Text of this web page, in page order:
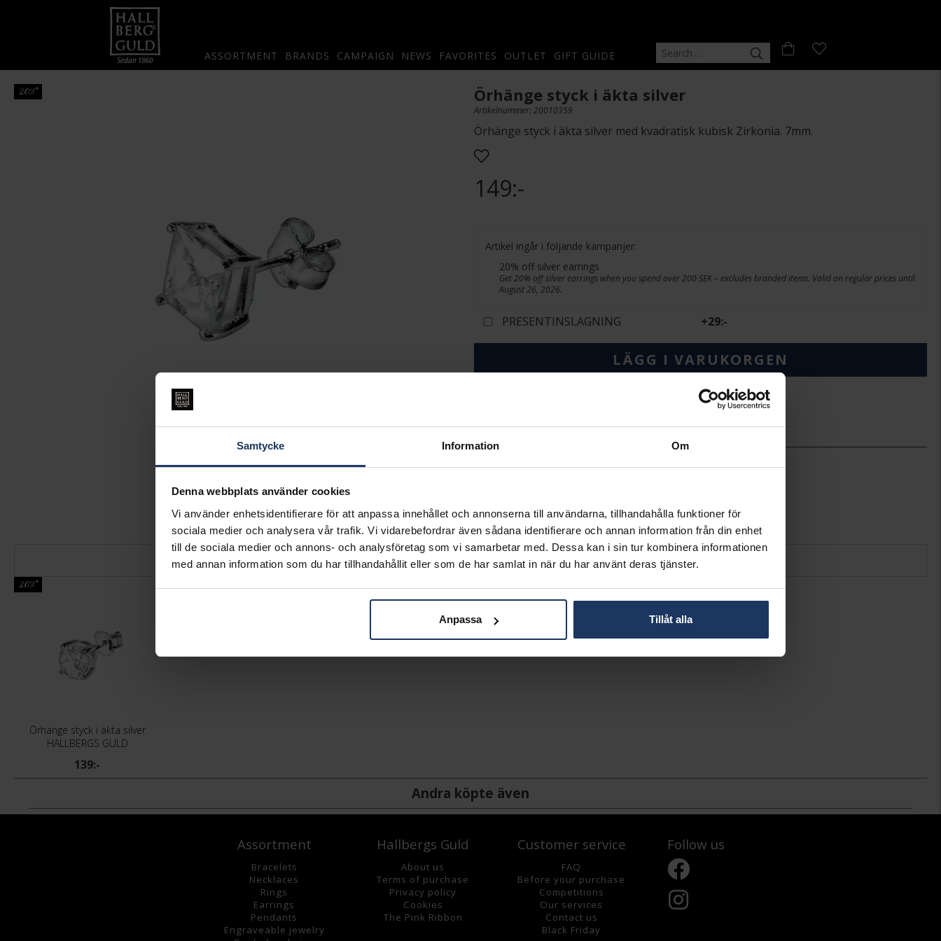
Samtycke Information Om
Denna webbplats använder cookies
Vi använder enhetsidentifierare för att anpassa innehållet och annonserna till användarna, tillhandahålla funktioner för
sociala medier och analysera vår trafik. Vi vidarebefordrar även sådana identifierare och annan information från din enhet
till de sociala medier och annons- och analysföretag som vi samarbetar med. Dessa kan i sin tur kombinera informationen
med annan information som du har tillhandahållit eller som de har samlat in när du har använt deras tjänster.
Anpassa Tillåt alla
ASSORTMENT BRANDS CAMPAIGN NEWS FAVORITES OUTLET GIFT GUIDE
20%* Örhänge styck i äkta silver
Artikelnummer: 20010359
Örhänge styck i äkta silver med kvadratisk kubisk Zirkonia. 7mm.
149:-
Artikel ingår i följande kampanjer:
20% off silver earrings
Get 20% off silver earrings when you spend over 200 SEK – excludes branded items. Valid on regular prices until
August 26, 2026.
PRESENTINSLAGNING +29:-
LÄGG I VARUKORGEN
STEN/PÄRLA
Kubisk Zirkonia
Matchande produkter och andra varianter
20%*
Örhänge styck i äkta silver
HALLBERGS GULD
139:-
Andra köpte även
Assortment
Bracelets
Necklaces
Rings
Earrings
Pendants
Engraveable jewelry
Hallbergs Guld
About us
Terms of purchase
Privacy policy
Cookies
The Pink Ribbon
Customer service
FAQ
Before your purchase
Competitions
Our services
Contact us
Black Friday
Follow us